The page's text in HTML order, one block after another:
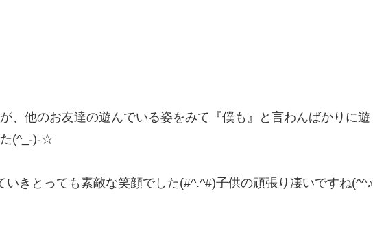
、他のお友達の遊んでいる姿をみて『僕も』と言わんばかりに遊
た(^_-)-☆
いきとっても素敵な笑顔でした(#^.^#)子供の頑張り凄いですね(^^♪